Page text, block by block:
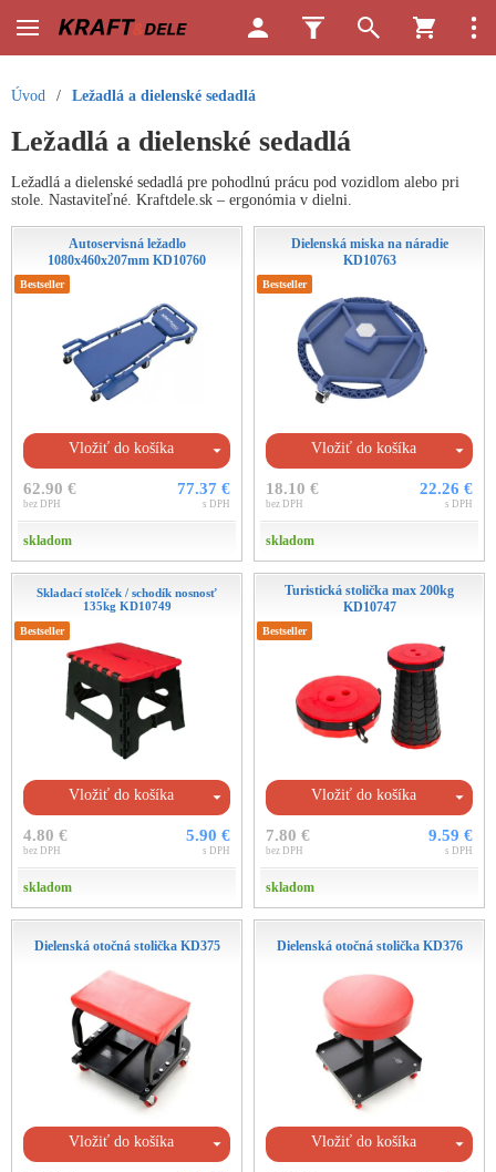
Úvod / Ležadlá a dielenské sedadlá
Ležadlá a dielenské sedadlá
Ležadlá a dielenské sedadlá pre pohodlnú prácu pod vozidlom alebo pri
stole. Nastaviteľné. Kraftdele.sk – ergonómia v dielni.
Autoservisná ležadlo
1080x460x207mm KD10760
Bestseller
Vložiť do košíka
62.90 €
bez DPH
77.37 €
s DPH
skladom
Dielenská miska na náradie
KD10763
Bestseller
Vložiť do košíka
18.10 €
bez DPH
22.26 €
s DPH
skladom
Skladací stolček / schodík nosnosť
135kg KD10749
Bestseller
Vložiť do košíka
4.80 €
bez DPH
5.90 €
s DPH
skladom
Turistická stolička max 200kg
KD10747
Bestseller
Vložiť do košíka
7.80 €
bez DPH
9.59 €
s DPH
skladom
Dielenská otočná stolička KD375
Vložiť do košíka
Dielenská otočná stolička KD376
Vložiť do košíka